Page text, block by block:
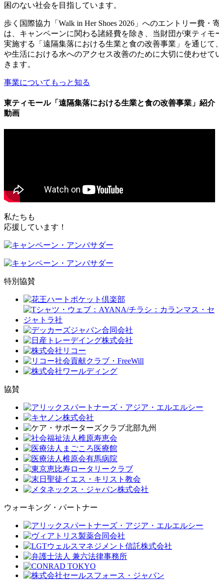
困のない社会を目指しています。
歩く国際協力「Walk in Her Shoes 2026」へのエントリー費・
は、キャンペーンに関わる諸経費を除き、当財団が東ティモ
実施する「遠隔集落における生業と食の改善事業」を通じて
や生活における水へのアクセス改善のために大切に使わせて
きます。
事業についてもっと知る
東ティモール「遠隔集落における生業と食の改善事業」紹介
動画
私たちも
応援しています！
特別協賛
協賛
ウォーキング・パートナー